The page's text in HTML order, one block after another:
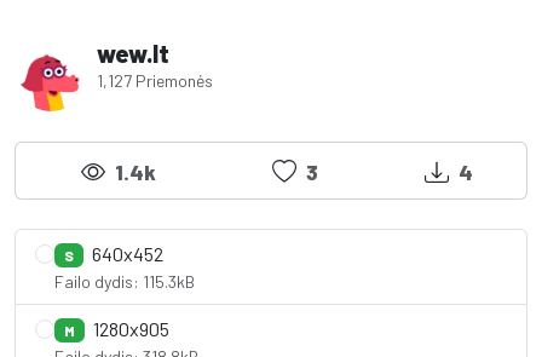
wew.lt
1,127 Priemonės
1.4k 3 4
S 640x452
Failo dydis: 115.3kB
M 1280x905